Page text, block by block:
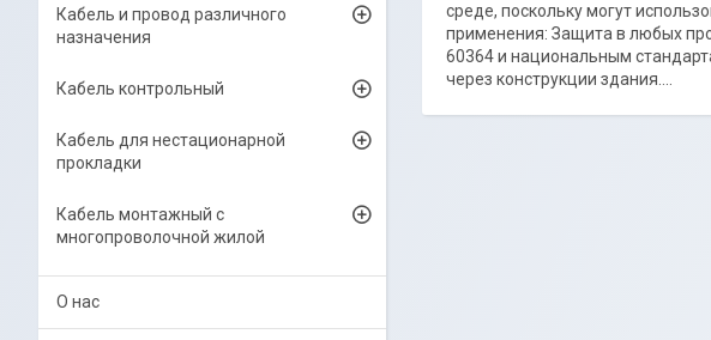
среде, поскольку могут
применения: Защита в любых
60364 и национальным
через конструкции здания....
Кабель и провод различного
назначения
Кабель контрольный
Кабель для нестационарной
прокладки
Кабель монтажный с
многопроволочной жилой
О нас